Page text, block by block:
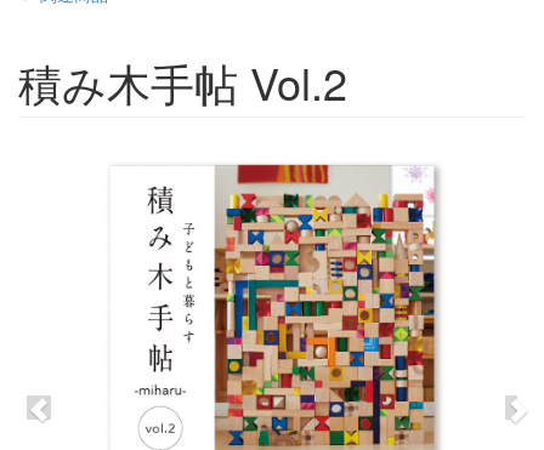
積み木手帖 Vol.2